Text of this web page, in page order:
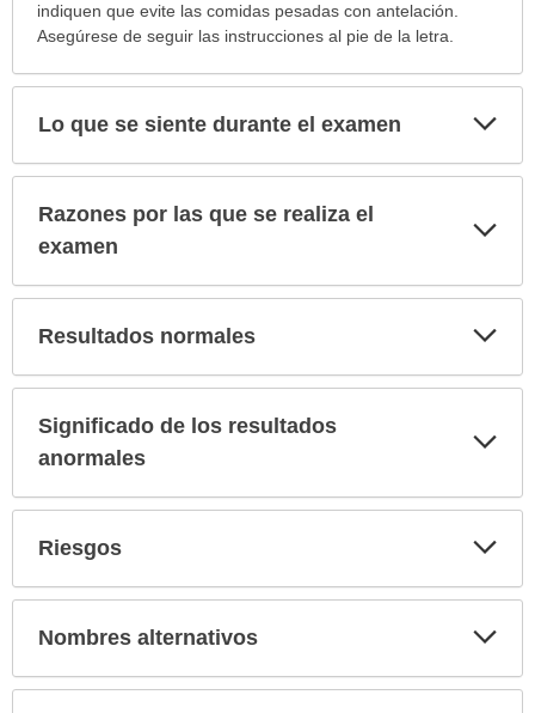
examen
extendido.
indiquen que evite las comidas pesadas con antelación.
Asegúrese de seguir las instrucciones al pie de la letra.
Lo que se siente durante el examen
Razones por las que se realiza el
examen
Resultados normales
Significado de los resultados
anormales
Riesgos
Nombres alternativos